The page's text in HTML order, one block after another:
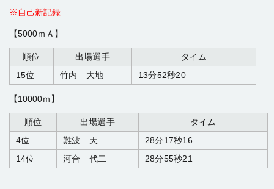
※自己新記録
【5000ｍＡ】
順位 出場選手
タイム
15位
竹内 大地 13分52秒20
【10000ｍ】
順位 出場選手
タイム
4位
難波 天
28分17秒16
14位
河合 代二 28分55秒21